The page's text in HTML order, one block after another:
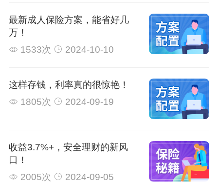
最新成人保险方案，能省好几
万！
1533次
2024-10-10
这样存钱，利率真的很惊艳！
1805次
2024-09-19
收益3.7%+，安全理财的新风
口！
2005次
2024-09-05